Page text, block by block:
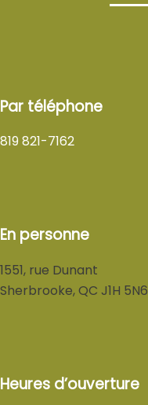
Par téléphone
819 821-7162
En personne
1551, rue Dunant
Sherbrooke, QC J1H 5N6
Heures d’ouverture